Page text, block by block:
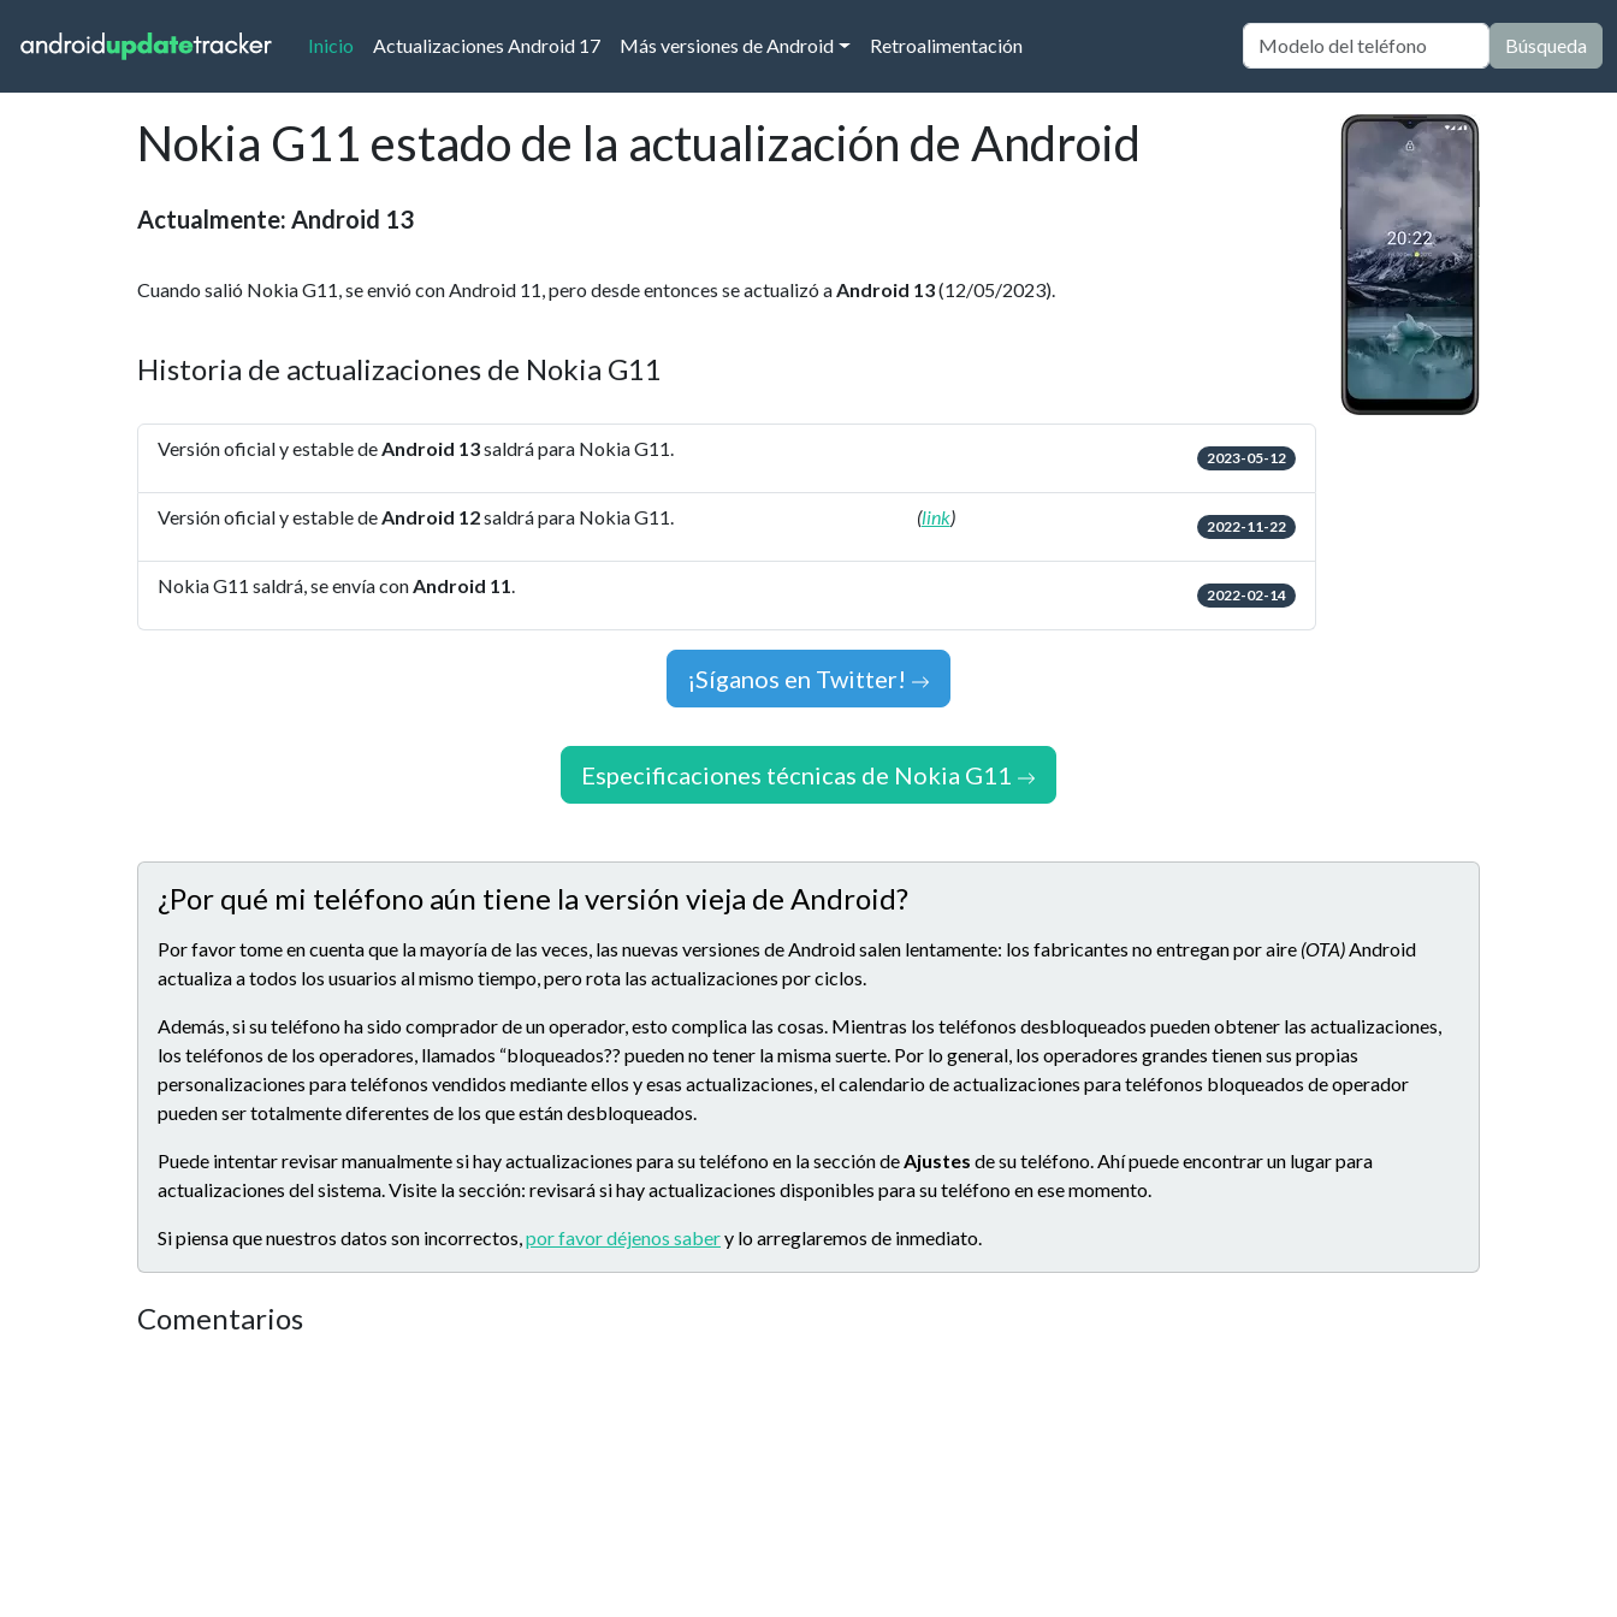
Inicio (current)
Actualizaciones Android 17 Más versiones de Android Retroalimentación Búsqueda
Nokia G11 estado de la actualización de Android
Actualmente: Android 13
Cuando salió Nokia G11, se envió con Android 11, pero desde entonces se actualizó aAndroid 13(12/05/2023).
Historia de actualizaciones de Nokia G11
Versión oficial y estable deAndroid 13saldrá para Nokia G11. 2023-05-12
Versión oficial y estable deAndroid 12saldrá para Nokia G11. (link) 2022-11-22
Nokia G11 saldrá, se envía conAndroid 11. 2022-02-14
¡Síganos en Twitter!
Especificaciones técnicas de Nokia G11
¿Por qué mi teléfono aún tiene la versión vieja de Android?
Por favor tome en cuenta que la mayoría de las veces, las nuevas versiones de Android salen lentamente: los fabricantes no entregan por aire (OTA)Android
actualiza a todos los usuarios al mismo tiempo, pero rota las actualizaciones por ciclos.
Además, si su teléfono ha sido comprador de un operador, esto complica las cosas. Mientras los teléfonos desbloqueados pueden obtener las actualizaciones,
los teléfonos de los operadores, llamados “bloqueados?? pueden no tener la misma suerte. Por lo general, los operadores grandes tienen sus propias
personalizaciones para teléfonos vendidos mediante ellos y esas actualizaciones, el calendario de actualizaciones para teléfonos bloqueados de operador
pueden ser totalmente diferentes de los que están desbloqueados.
Puede intentar revisar manualmente si hay actualizaciones para su teléfono en la sección deAjustes de su teléfono. Ahí puede encontrar un lugar para
actualizaciones del sistema. Visite la sección: revisará si hay actualizaciones disponibles para su teléfono en ese momento.
Si piensa que nuestros datos son incorrectos,por favor déjenos sabery lo arreglaremos de inmediato.
Comentarios